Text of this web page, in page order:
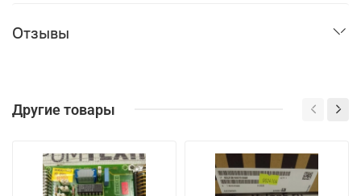
Отзывы
Другие товары